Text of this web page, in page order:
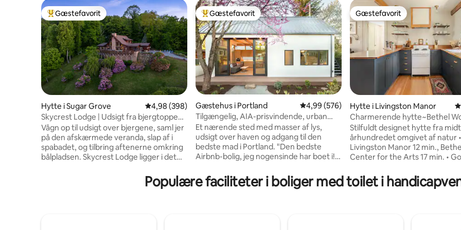
Bedste gæstefavorit
Gæstefavorit
Hytte i Sugar Grove 4,98 ud af 5 i gennemsnitlig bedømmelse, 398 omtaler
4,98 (398)
Skycrest Lodge | Udsigt fra bjergtoppen,
spilrum, spabad
Vågn op til udsigt over bjergene, saml jer
på den afskærmede veranda, slap af i
spabadet, og tilbring aftenerne omkring
bålpladsen. Skycrest Lodge ligger i det
fra Boones centrum, butikker,
restauranter og basale fornødenheder.
Bedste gæstefavorit
Gæstefavorit
Gæstehus i Portland 4,99 ud af 5 i gennemsnitlig bedømmelse,
4,99 (576)
Tilgængelig, AIA-prisvindende, urban
haveoase
Et nærende sted med masser af lys,
udsigt over haven og adgang til den
bedste mad i Portland. "Den bedste
Airbnb-bolig, jeg nogensinde har boet i!"
Institute of Architects Award til
designeren Webster Wilson - Eksklusive
Gæstefavorit
Gæstefavorit
Hytte i Livingston Manor
Charmerende hytte~Bethel
koncerter~Bålplads
Stilfuldt designet hytte fra
århundredet omgivet af natur •
Livingston Manor 12 min.,
Center for the Arts 17 min. • God til par
Mt. 8 min. • Gasgrill og bålplads
med gyngestol • 2
hylder. • Slap af indenfor, eller
Populære faciliteter i boliger med toilet i